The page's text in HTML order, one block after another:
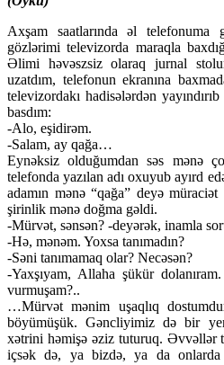
Axşam saatlarında əl telefonuma
gözlərimi televizorda maraqla
Əlimi həvəszsiz olaraq jurnal
uzatdım, telefonun ekranına
televizordakı hadisələrdən
basdım:
-Alo, eşidirəm.
-Salam, ay qağa…
Eynəksiz olduğumdan səs mənə
telefonda yazılan adı oxuyub ayırd
adamın mənə “qağa” deyə
şirinlik mənə doğma gəldi.
-Mürvət, sənsən? -deyərək, inamla
-Hə, mənəm. Yoxsa tanımadın?
-Səni tanımamaq olar? Necəsən?
-Yaxşıyam, Allaha şükür
vurmuşam?..
…Mürvət mənim uşaqlıq
böyümüşük. Gəncliyimiz də bir
xətrini həmişə əziz tuturuq. Əvvəllər
içsək də, ya bizdə, ya da onlarda